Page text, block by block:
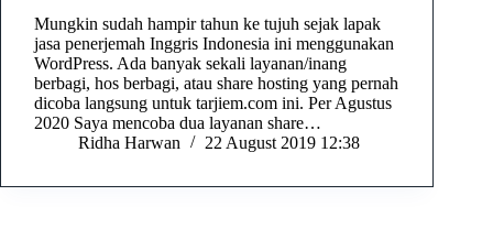
Mungkin sudah hampir tahun ke tujuh sejak lapak
jasa penerjemah Inggris Indonesia ini menggunakan
WordPress. Ada banyak sekali layanan/inang
berbagi, hos berbagi, atau share hosting yang pernah
dicoba langsung untuk tarjiem.com ini. Per Agustus
2020 Saya mencoba dua layanan share…
Ridha Harwan
22 August 2019 12:38